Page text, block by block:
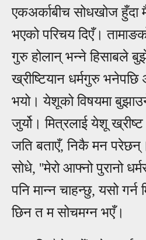
एकअर्काबीच सोधखोज
भएको परिचय दिएँ। तामाङको
गुरु होलान् भन्ने हिसाबले
ख्रीष्टियान धर्मगुरु
भयो। येशूको विषयमा
जुर्यो। मित्रलाईयेशू ख्रीष्ट
जति बताएँ, निकै मन
सोधे, ''मेरो आफ्नो पुरानो
पनि मान्न चाहन्छु, यसो
छिन त म सोचमग्न भएँ।